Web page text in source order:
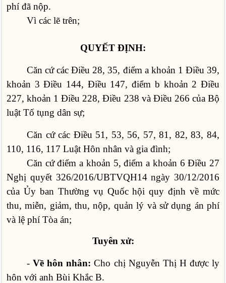
phí đã nộp.
Vì các lẽ trên;
QUYẾT ĐỊNH:
Căn cứ các Điều 28, 35, điểm a khoản 1 Điều 39,
khoản 3 Điều 144, Điều 147, điểm b khoản 2 Điều
227, khoản 1 Điều 228, Điều 238 và Điều 266 của Bộ
luật Tố tụng dân sự;
Căn cứ các Điều 51, 53, 56, 57, 81, 82, 83, 84,
110, 116, 117 Luật Hôn nhân và gia đình;
Căn cứ điểm a khoản 5, điểm a khoản 6 Điều 27
Nghị quyết 326/2016/UBTVQH14 ngày 30/12/2016
của Ủy ban Thường vụ Quốc hội quy định về mức
thu, miễn, giảm, thu, nộp, quản lý và sử dụng án phí
và lệ phí Tòa án;
Tuyên xử:
-Về hôn nhân: Cho chị Nguyễn Thị H được ly
hôn với anh Bùi Khắc B.